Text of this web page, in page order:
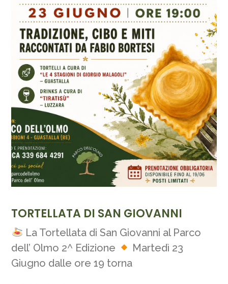
TORTELLATA DI SAN GIOVANNI
La Tortellata di San Giovanni al Parco
dell’ Olmo 2^ Edizione
Martedì 23
Giugno dalle ore 19 torna